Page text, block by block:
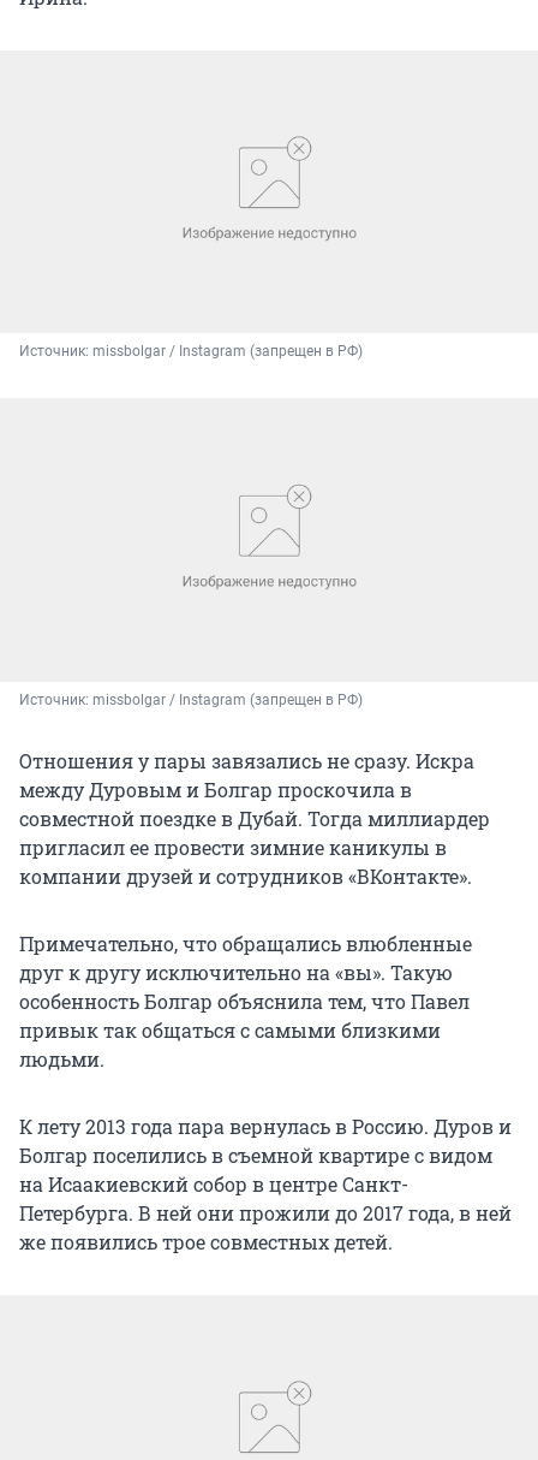
Источник: missbolgar / Instagram (запрещен в РФ)
Источник: missbolgar / Instagram (запрещен в РФ)
Отношения у пары завязались не сразу. Искра
между Дуровым и Болгар проскочила в
совместной поездке в Дубай. Тогда миллиардер
пригласил ее провести зимние каникулы в
компании друзей и сотрудников «ВКонтакте».
Примечательно, что обращались влюбленные
друг к другу исключительно на «вы». Такую
особенность Болгар объяснила тем, что Павел
привык так общаться с самыми близкими
людьми.
К лету 2013 года пара вернулась в Россию. Дуров и
Болгар поселились в съемной квартире с видом
на Исаакиевский собор в центре Санкт-
Петербурга. В ней они прожили до 2017 года, в ней
же появились трое совместных детей.